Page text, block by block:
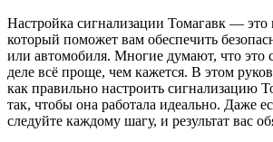
Настройка сигнализации Томагавк —
который поможет вам обеспечить
или автомобиля. Многие думают, что это
деле всё проще, чем кажется. В этом
как правильно настроить сигнализацию
так, чтобы она работала идеально. Даже
следуйте каждому шагу, и результат вас